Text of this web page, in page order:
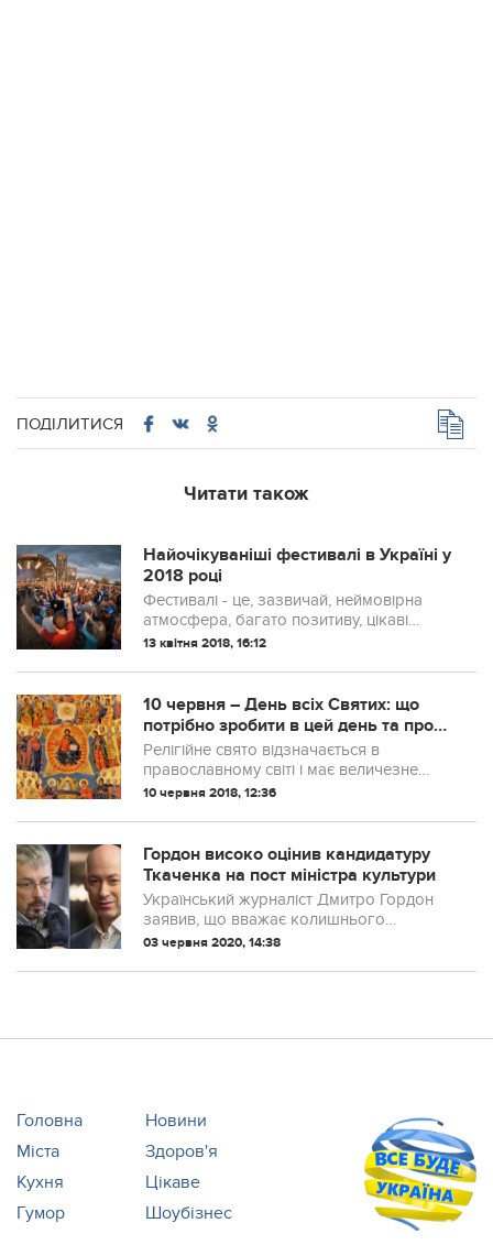
ПОДІЛИТИСЯ
Читати також
Найочікуваніші фестивалі в Україні у
2018 році
Фестивалі - це, зазвичай, неймовірна
атмосфера, багато позитиву, цікаві
пригоди та знайомства; це прекрасна
у ще невідомі або ж вже улюблені кутки
к...
13 квітня 2018, 16:12
10 червня – День всіх Святих: що
потрібно зробити в цей день та про
що просять Господа
Релігійне свято відзначається в
православному світі і має величезне
значення для кожної віруючої людини. У
набути впевненості в собі і попрощатися
з невд...
10 червня 2018, 12:36
Гордон високо оцінив кандидатуру
Ткаченка на пост міністра культури
Український журналіст Дмитро Гордон
заявив, що вважає колишнього
гендиректора "1+1 медіа", главу
гуманітарної та інформаційної політики
03 червня 2020, 14:38
Головна
Новини
Міста
Здоров'я
Кухня
Цікаве
Гумор
Шоубізнес